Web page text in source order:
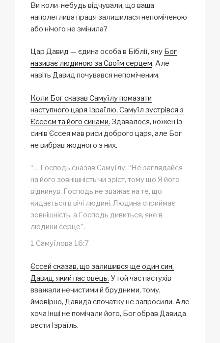
Ви коли-небудь відчували, що ваша
наполеглива праця залишилася непоміченою
або нічого не змінила?
Цар Давид — єдина особа в Біблії, яку Бог
називає людиною за Своїм серцем. Але
навіть Давид почувався непоміченим.
Коли Бог сказав Самуїлу помазати
наступного царя Ізраїлю, Самуїл зустрівся з
Єссеєм та його синами. Здавалося, кожен із
синів Єссея мав риси доброго царя, але Бог
не вибрав жодного з них.
“… Господь сказав Самуїлу: “Не заглядайся
на його зовнішність чи зріст, тому що Я його
відкинув. Господь не зважає на те, що
кидається в вічі людині. Людина сприймає
зовнішність, а Господь дивиться, яке в
людини серце”.
1 Самуїлова 16:7
Єссей сказав, що залишився ще один син,
Давид, який пас овець. У той час пастухів
вважали нечистими й брудними, тому,
ймовірно, Давида спочатку не запросили. Але
хоча інші не помічали його, Бог обрав Давида
вести Ізраїль.